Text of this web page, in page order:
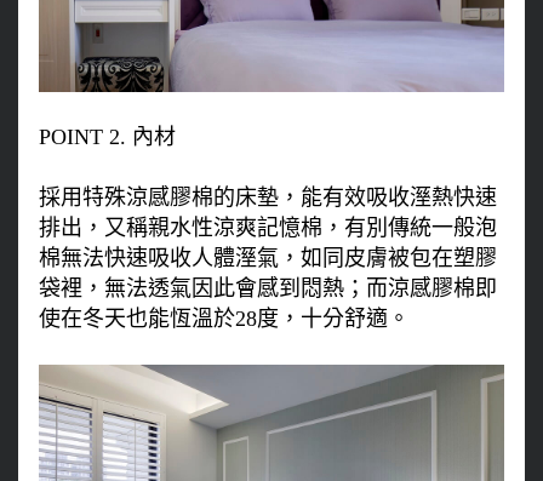
POINT 2. 內材
採用特殊涼感膠棉的床墊，能有效吸收溼熱快速
排出，又稱親水性涼爽記憶棉，有別傳統一般泡
棉無法快速吸收人體溼氣，如同皮膚被包在塑膠
袋裡，無法透氣因此會感到悶熱；而涼感膠棉即
使在冬天也能恆溫於28度，十分舒適。